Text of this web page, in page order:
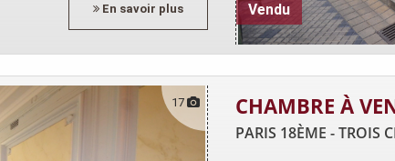
Vendu
En savoir plus
17 CHAMBRE À
PARIS 18ÈME - TROIS